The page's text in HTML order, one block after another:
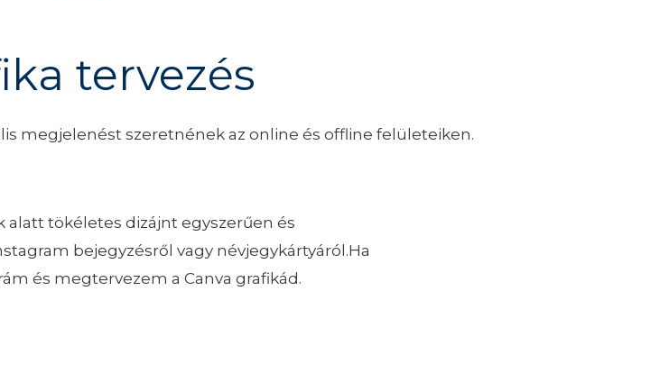
tervezés
megjelenést szeretnének az online és offline felületeiken.
tökéletes dizájnt egyszerűen és
bejegyzésről vagy névjegykártyáról.Ha
és megtervezem a Canva grafikád.